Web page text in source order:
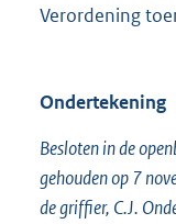
Verordening
Ondertekening
Besloten in de
gehouden op 7
de griffier, C.J.